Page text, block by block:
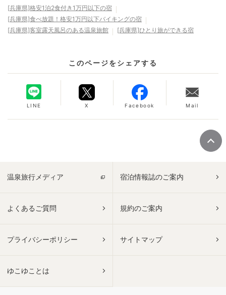
[兵庫県]格安1泊2食付き1万円以下の宿
[兵庫県]食べ放題！格安1万円以下バイキングの宿
[兵庫県]客室露天風呂のある温泉旅館
[兵庫県]ひとり旅ができる宿
このページをシェアする
LINE X Facebook Mail
温泉旅行メディア 宿泊情報誌のご案内
よくあるご質問 規約のご案内
プライバシーポリシー サイトマップ
ゆこゆことは